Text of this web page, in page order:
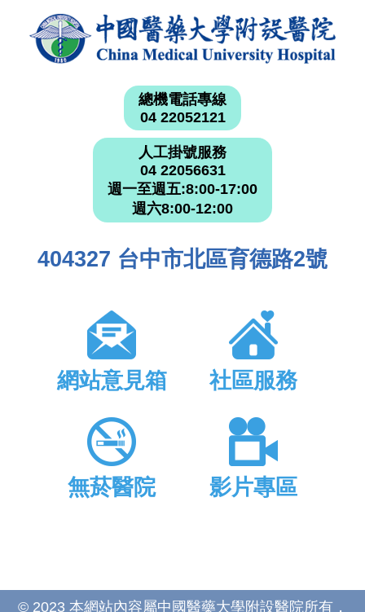
總機電話專線
04 22052121
人工掛號服務
04 22056631
週一至週五:8:00-17:00
週六8:00-12:00
404327 台中市北區育德路2號
網站意見箱 社區服務
無菸醫院 影片專區
© 2023 本網站內容屬中國醫藥大學附設醫院所有，